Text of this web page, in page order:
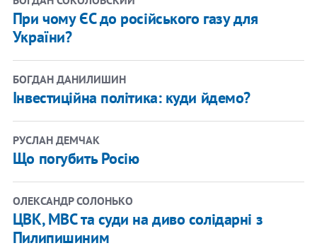
При чому ЄС до російського газу для
України?
БОГДАН ДАНИЛИШИН
Інвестиційна політика: куди йдемо?
РУСЛАН ДЕМЧАК
Що погубить Росію
ОЛЕКСАНДР СОЛОНЬКО
ЦВК, МВС та суди на диво солідарні з
Пилипишиним